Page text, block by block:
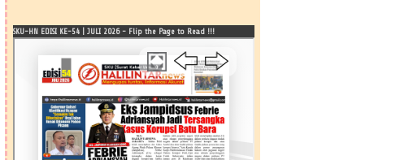
SKU-HN EDISI KE-54 | JULI 2026 - Flip the Page to Read !!!